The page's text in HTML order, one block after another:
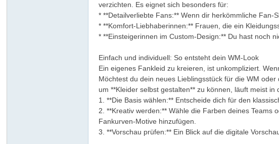
verzichten. Es eignet sich besonders für:
* **Detailverliebte Fans:** Wenn dir herkömmliche Fan-
* **Komfort-Liebhaberinnen:** Frauen, die ein
* **Einsteigerinnen im Custom-Design:** Du hast noch
Einfach und individuell: So entsteht dein WM-Look
Ein eigenes Fankleid zu kreieren, ist unkompliziert.
Möchtest du dein neues Lieblingsstück für die WM
um **Kleider selbst gestalten** zu können, läuft meist in
1. **Die Basis wählen:** Entscheide dich für den
2. **Kreativ werden:** Wähle die Farben deines
Fankurven-Motive hinzufügen.
3. **Vorschau prüfen:** Ein Blick auf die digitale